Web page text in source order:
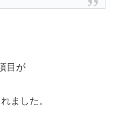
目が
ました。